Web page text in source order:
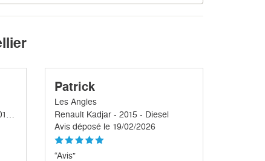
Patrick
Les Angles
Renault Kadjar - 2015 - Diesel
Avis déposé le 19/02/2026
“Avis”